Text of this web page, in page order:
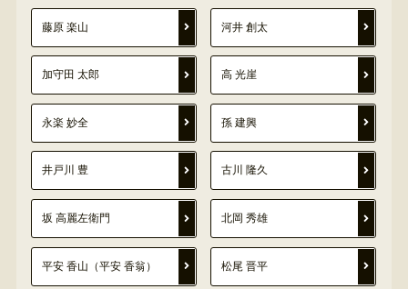
藤原 楽山 河井 創太
加守田 太郎 高 光崖
永楽 妙全 孫 建興
井戸川 豊 古川 隆久
坂 高麗左衛門 北岡 秀雄
平安 香山（平安 香翁） 松尾 晋平